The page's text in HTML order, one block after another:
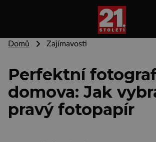
Domů Zajímavosti
Perfektní
domova: Jak
pravý fotopapír